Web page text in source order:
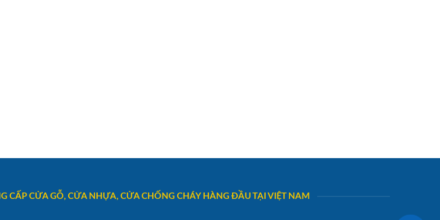
CẤP CỬA GỖ, CỬA NHỰA, CỬA CHỐNG CHÁY HÀNG ĐẦU TẠI VIỆT NAM